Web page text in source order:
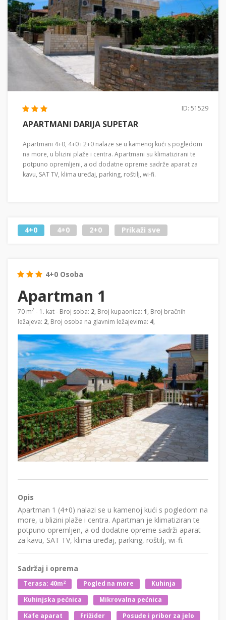
ID: 51529
APARTMANI DARIJA SUPETAR
Apartmani 4+0, 4+0 i 2+0 nalaze se u kamenoj kući s pogledom
na more, u blizini plaže i centra. Apartmani su klimatizirani te
potpuno opremljeni, a od dodatne opreme sadrže aparat za
kavu, SAT TV, klima uređaj, parking, roštilj, wi-fi.
4+0 4+0 2+0 Prikaži sve
4+0 Osoba
Apartman 1
70 m2 - 1. kat - Broj soba: 2, Broj kupaonica: 1, Broj bračnih
ležajeva: 2, Broj osoba na glavnim ležajevima: 4,
Opis
Apartman 1 (4+0) nalazi se u kamenoj kući s pogledom na
more, u blizini plaže i centra. Apartman je klimatiziran te
potpuno opremljen, a od dodatne opreme sadrži aparat
za kavu, SAT TV, klima uređaj, parking, roštilj, wi-fi.
Sadržaj i oprema
Terasa: 40m2 Pogled na more
Kuhinja
Kuhinjska pećnica
Mikrovalna pećnica
Kafe aparat
Frižider Posuđe i pribor za jelo